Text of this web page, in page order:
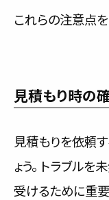
これらの注意点を
見積もり時の
見積もりを依頼
ょう。 トラブル
受けるために重要